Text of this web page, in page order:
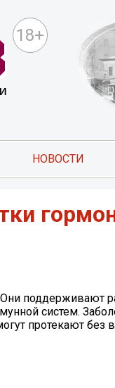
18+
НОВОСТИ
поддерживают
систем.
протекают без